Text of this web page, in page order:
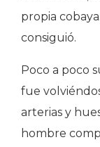
propia
consiguió.
Poco a poco
fue
arterias y
hombre